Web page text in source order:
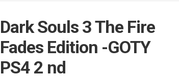
Dark Souls 3 The Fire
Fades Edition -GOTY
PS4 2 nd